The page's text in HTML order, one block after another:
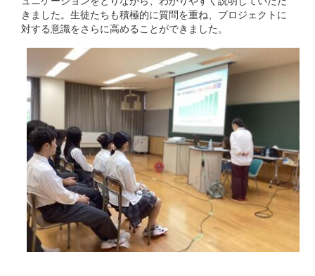
きました。生徒たちも積極的に質問を重ね、プロジェクトに
対する意識をさらに高めることができました。